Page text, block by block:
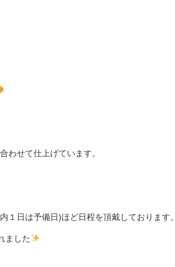
わせて仕上げています。
１日は予備日)ほど日程を頂戴しております。
ました